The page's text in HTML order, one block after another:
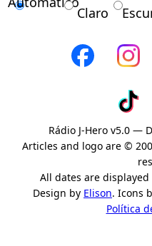
Claro
Rádio J-Hero v5.0 —
Articles and logo are ©
All dates are
Design by Elison. Icons
Política